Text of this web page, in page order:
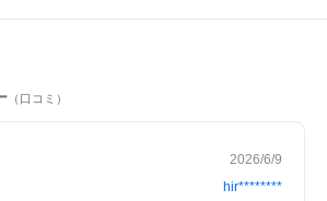
日の晩御飯として重宝します。
ーーー◇
イズ
イズでお届けします。
ックなので、人数に合わせ必要な分だけ食
（口コミ）
2026/6/9
hir********